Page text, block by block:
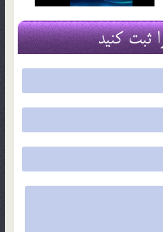
ثبت کنید